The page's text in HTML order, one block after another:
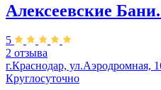
Алексеевские
5
2 отзыва
г.Краснодар, ул.Аэродромная,
Круглосуточно